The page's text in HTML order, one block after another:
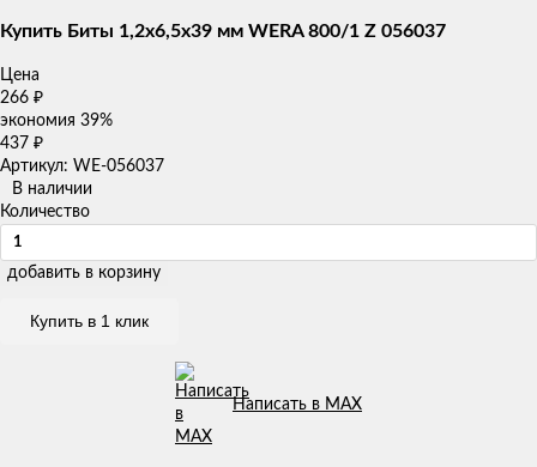
Купить Биты 1,2х6,5х39 мм WERA 800/1 Z 056037
Цена
266 ₽
экономия 39%
437 ₽
Артикул: WE-056037
В наличии
Количество
добавить в корзину
Купить в 1 клик
Написать в MAX